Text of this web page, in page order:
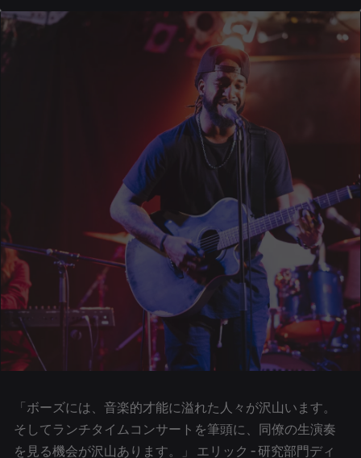
「ボーズには、音楽的才能に溢れた人々が沢山います。
そしてランチタイムコンサートを筆頭に、同僚の生演奏
を見る機会が沢山あります。」 エリック - 研究部門ディ